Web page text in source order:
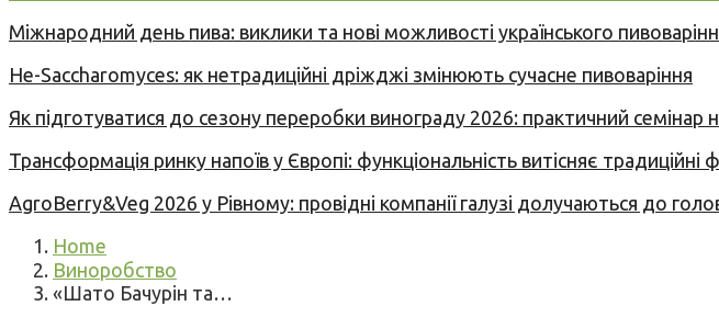
Міжнародний день пива: виклики та нові можливості українського
Не-Saccharomyces: як нетрадиційні дріжджі змінюють сучасне пивоваріння
Як підготуватися до сезону переробки винограду 2026: практичний семінар
Трансформація ринку напоїв у Європі: функціональність витісняє традиційні
AgroBerry&Veg 2026 у Рівному: провідні компанії галузі долучаються до
Home
Виноробство
«Шато Бачурін та…